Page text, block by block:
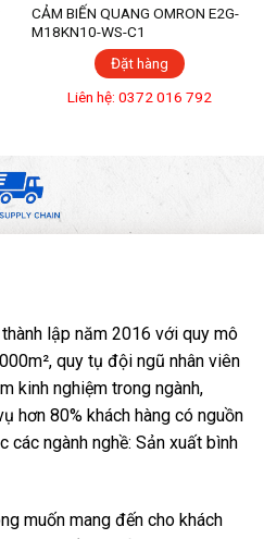
CẢM BIẾN QUANG OMRON E2G-
M18KN10-WS-C1
Đặt hàng
Liên hệ: 0372 016 792
thành lập năm 2016 với quy mô
quy tụ đội ngũ nhân viên
kinh nghiệm trong ngành,
hơn 80% khách hàng có nguồn
ngành nghề: Sản xuất bình
muốn mang đến cho khách